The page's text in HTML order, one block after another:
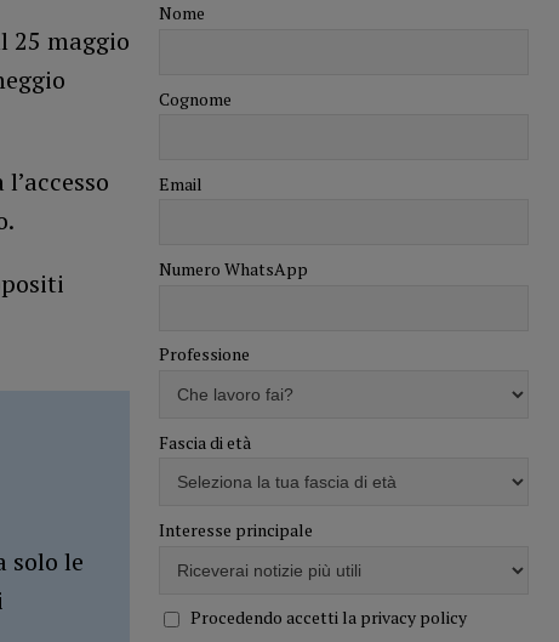
25 maggio
solo le
Nome
Cognome
Email
Numero WhatsApp
Professione
Fascia di età
Interesse principale
Procedendo accetti la privacy policy